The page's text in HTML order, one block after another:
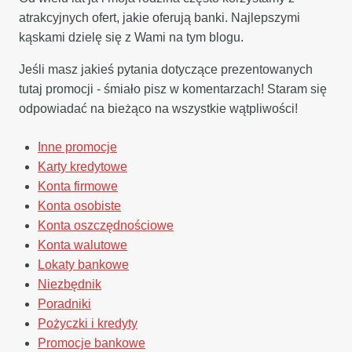
atrakcyjnych ofert, jakie oferują banki. Najlepszymi
kąskami dzielę się z Wami na tym blogu.
Jeśli masz jakieś pytania dotyczące prezentowanych
tutaj promocji - śmiało pisz w komentarzach! Staram się
odpowiadać na bieżąco na wszystkie wątpliwości!
Inne promocje
Karty kredytowe
Konta firmowe
Konta osobiste
Konta oszczędnościowe
Konta walutowe
Lokaty bankowe
Niezbędnik
Poradniki
Pożyczki i kredyty
Promocje bankowe